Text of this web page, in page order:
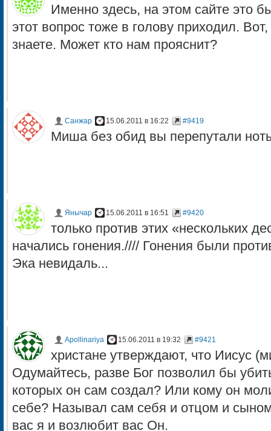
Именно здесь, на этом сайте это
этот вопрос тоже в голову приходил.
знаете. Может кто нам прояснит?
Санжар 15.06.2011 в 16:22 #9419
Миша без обид вы перепутали
Янычар 15.06.2011 в 16:51 #9420
только против этих «нескольких
начались гонения.//// Гонения были
Эка невидаль...
Apollinariya 15.06.2011 в 19:32 #9421
христане утверждают, что Иисус
Одумайтесь, разве Бог позволил бы
которых он сам создал? Или кому он
себе? Называл сам себя и отцом и
вас я и возлюбит вас Он.